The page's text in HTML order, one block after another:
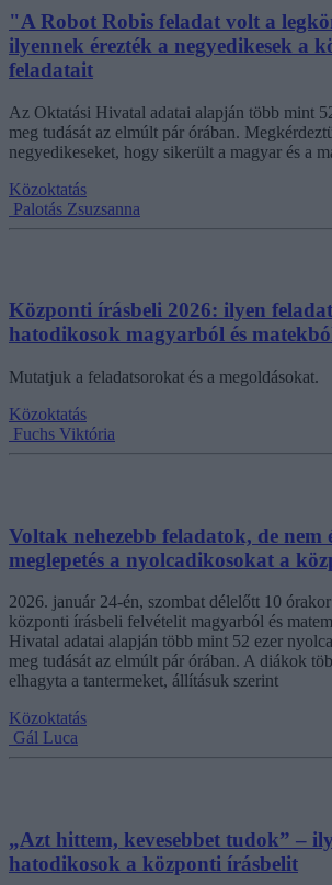
"A Robot Robis feladat volt a
ilyennek érezték a negyedikesek a
feladatait
Az Oktatási Hivatal adatai alapján több mint
meg tudását az elmúlt pár órában.
negyedikeseket, hogy sikerült a magyar és a
Közoktatás
Palotás Zsuzsanna
Központi írásbeli 2026: ilyen
hatodikosok magyarból és
Mutatjuk a feladatsorokat és a megoldásokat.
Közoktatás
Fuchs Viktória
Voltak nehezebb feladatok, de nem
meglepetés a nyolcadikosokat a
2026. január 24-én, szombat délelőtt 10
központi írásbeli felvételit magyarból és
Hivatal adatai alapján több mint 52 ezer
meg tudását az elmúlt pár órában. A diákok
elhagyta a tantermeket, állításuk szerint
Közoktatás
Gál Luca
„Azt hittem, kevesebbet tudok” –
hatodikosok a központi írásbelit